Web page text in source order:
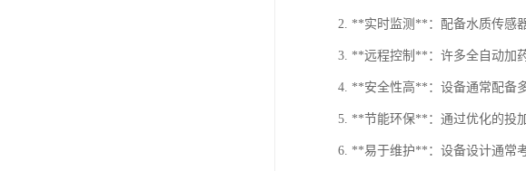
2. **实时监测**：配备水质传感
3. **远程控制**：许多全自动加
4. **安全性高**：设备通常配备
5. **节能环保**：通过优化的投
6. **易于维护**：设备设计通常